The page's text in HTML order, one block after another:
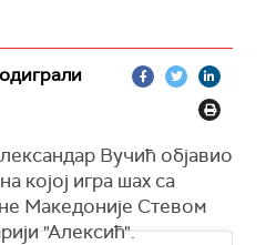
Вучић објавио
којој игра шах са
Македоније Стевом
"Алексић".